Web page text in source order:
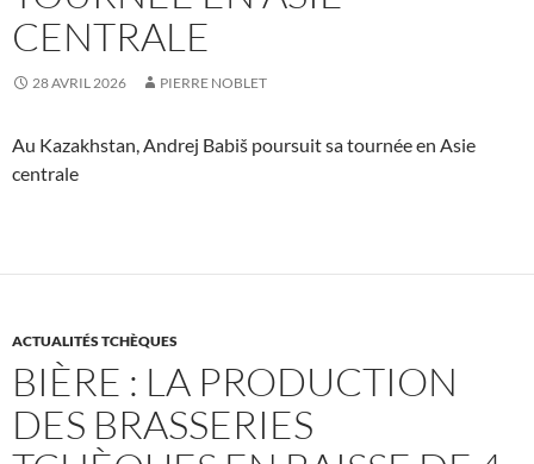
CENTRALE
28 AVRIL 2026 PIERRE NOBLET
Au Kazakhstan, Andrej Babiš poursuit sa tournée en Asie
centrale
ACTUALITÉS TCHÈQUES
BIÈRE : LA PRODUCTION
DES BRASSERIES